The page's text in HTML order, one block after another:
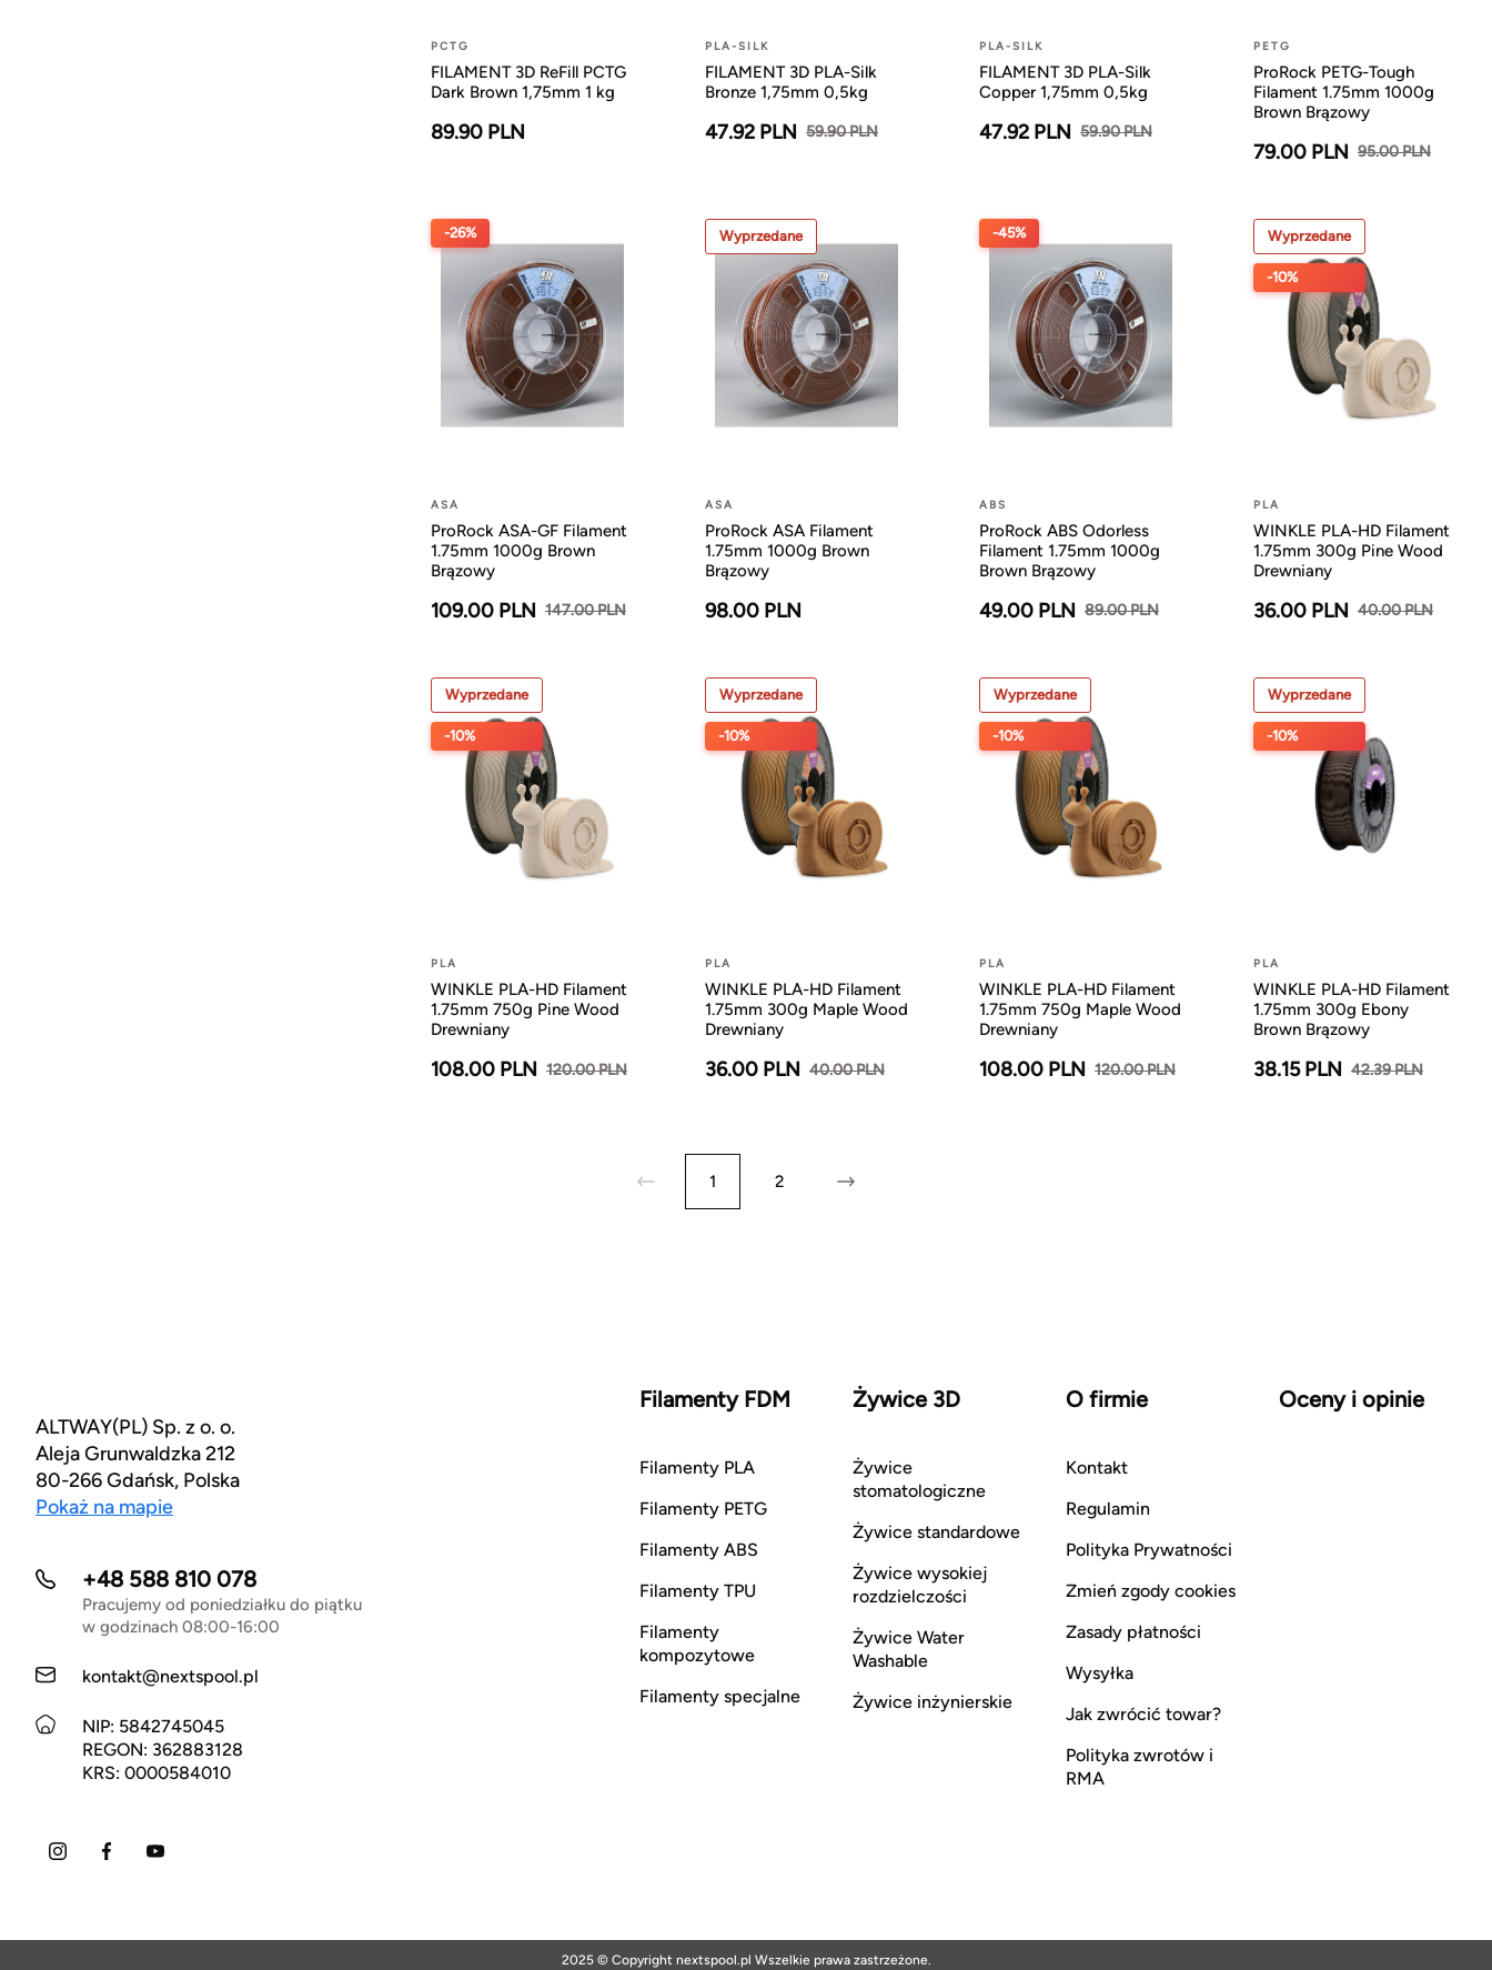
PCTG
FILAMENT 3D ReFill PCTG
Dark Brown 1,75mm 1 kg
89.90 PLN
PLA-SILK
FILAMENT 3D PLA-Silk
Bronze 1,75mm 0,5kg
47.92 PLN 59.90 PLN
PLA-SILK
FILAMENT 3D PLA-Silk
Copper 1,75mm 0,5kg
47.92 PLN 59.90 PLN
PETG
ProRock PETG-Tough
Filament 1.75mm 1000g
Brown Brązowy
79.00 PLN 95.00 PLN
-26%
ASA
ProRock ASA-GF Filament
1.75mm 1000g Brown
Brązowy
109.00 PLN 147.00 PLN
Wyprzedane
ASA
ProRock ASA Filament
1.75mm 1000g Brown
Brązowy
98.00 PLN
-45%
ABS
ProRock ABS Odorless
Filament 1.75mm 1000g
Brown Brązowy
49.00 PLN 89.00 PLN
Wyprzedane
-10%
PLA
WINKLE PLA-HD Filament
1.75mm 300g Pine Wood
Drewniany
36.00 PLN 40.00 PLN
Wyprzedane
-10%
PLA
WINKLE PLA-HD Filament
1.75mm 750g Pine Wood
Drewniany
108.00 PLN 120.00 PLN
Wyprzedane
-10%
PLA
WINKLE PLA-HD Filament
1.75mm 300g Maple Wood
Drewniany
36.00 PLN 40.00 PLN
Wyprzedane
-10%
PLA
WINKLE PLA-HD Filament
1.75mm 750g Maple Wood
Drewniany
108.00 PLN 120.00 PLN
Wyprzedane
-10%
PLA
WINKLE PLA-HD Filament
1.75mm 300g Ebony
Brown Brązowy
38.15 PLN 42.39 PLN
1 2
ALTWAY(PL) Sp. z o. o.
Aleja Grunwaldzka 212
80-266 Gdańsk, Polska
Pokaż na mapie
+48 588 810 078
Pracujemy od poniedziałku do piątku
w godzinach 08:00-16:00
kontakt@nextspool.pl
NIP: 5842745045
REGON: 362883128
KRS: 0000584010
Filamenty FDM
Filamenty PLA
Filamenty PETG
Filamenty ABS
Filamenty TPU
Filamenty
kompozytowe
Filamenty specjalne
Żywice 3D
Żywice
stomatologiczne
Żywice standardowe
Żywice wysokiej
rozdzielczości
Żywice Water
Washable
Żywice inżynierskie
O firmie
Kontakt
Regulamin
Polityka Prywatności
Zmień zgody cookies
Zasady płatności
Wysyłka
Jak zwrócić towar?
Polityka zwrotów i
RMA
Oceny i opinie